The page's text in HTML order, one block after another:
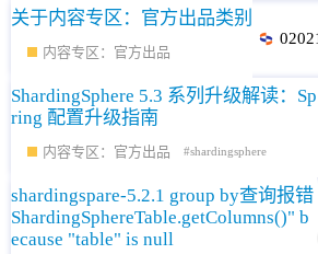
关于内容专区：官方出品类别
内容专区：官方出品
0
ShardingSphere 5.3 系列升级解读：Sp
ring 配置升级指南
内容专区：官方出品 shardingsphere
shardingspare-5.2.1 group by查询报错
ShardingSphereTable.getColumns()" b
ecause "table" is null